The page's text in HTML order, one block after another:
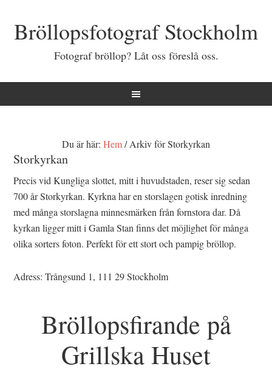
Bröllopsfotograf Stockholm
Fotograf bröllop? Låt oss föreslå oss.
Du är här: Hem/Arkiv för Storkyrkan
Storkyrkan
Precis vid Kungliga slottet, mitt i huvudstaden, reser sig sedan
700 år Storkyrkan. Kyrkna har en storslagen gotisk inredning
med många storslagna minnesmärken från fornstora dar. Då
kyrkan ligger mitt i Gamla Stan finns det möjlighet för många
olika sorters foton. Perfekt för ett stort och pampig bröllop.
Adress: Trångsund 1, 111 29 Stockholm
Bröllopsfirande på
Grillska Huset